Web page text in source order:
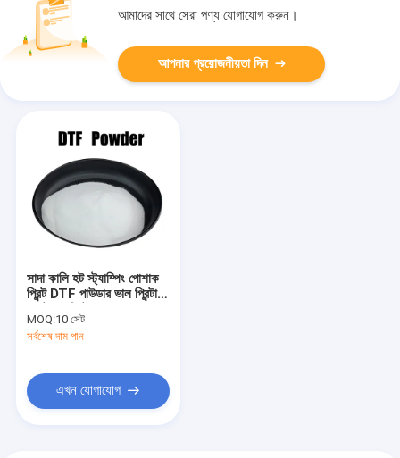
আমাদের সাথে সেরা পণ্য যোগাযোগ করুন।
আপনার প্রয়োজনীয়তা দিন
সাদা কালি হট স্ট্যাম্পিং পোশাক
প্রিন্ট DTF পাউডার ভাল প্রিন্টার
MOQ:10 সেট
সর্বশেষ দাম পান
এখন যোগাযোগ